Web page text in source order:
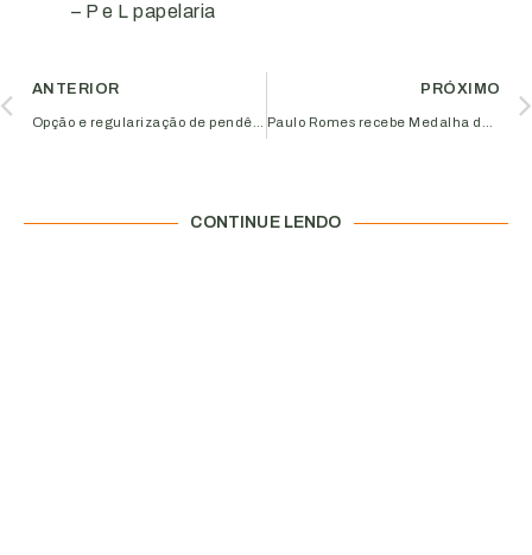
– P e L papelaria
ANTERIOR PRÓXIMO
CONTINUE LENDO